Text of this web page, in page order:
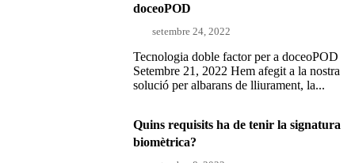
doceoPOD
setembre 24, 2022
Tecnologia doble factor per a doceoPOD
Setembre 21, 2022 Hem afegit a la nostra
solució per albarans de lliurament, la...
Quins requisits ha de tenir la signatura
biomètrica?